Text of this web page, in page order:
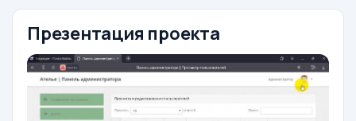
Презентация проекта